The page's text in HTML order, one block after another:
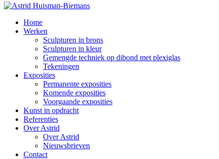
Home
Werken
Sculpturen in brons
Sculpturen in kleur
Gemengde techniek op dibond met plexiglas
Tekeningen
Exposities
Permanente exposities
Komende exposities
Voorgaande exposities
Kunst in opdracht
Referenties
Over Astrid
Over Astrid
Nieuwsbrieven
Contact